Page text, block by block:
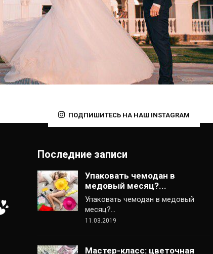
ПОДПИШИТЕСЬ НА НАШ INSTAGRAM
Последние записи
Упаковать чемодан в
медовый месяц?...
Упаковать чемодан в медовый
месяц?…
11.03.2019
Мастер-класс: цветочная